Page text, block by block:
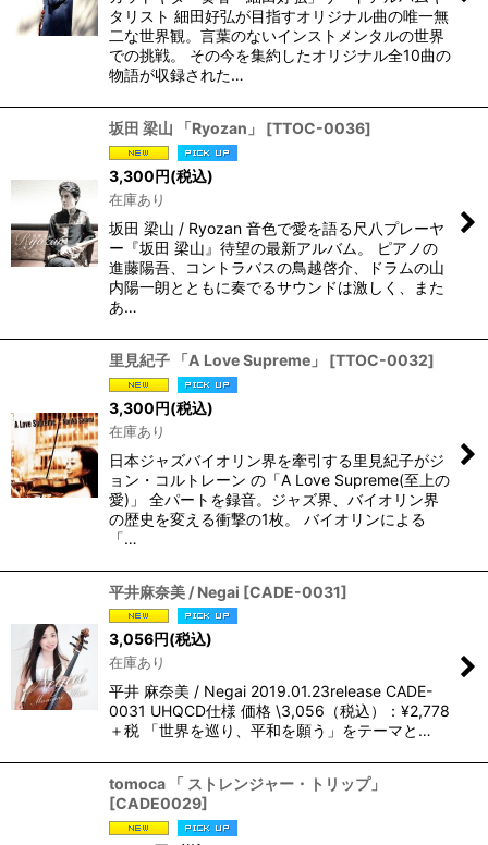
タリスト 細田好弘が目指すオリジナル曲の唯一無
二な世界観。言葉のないインストメンタルの世界
での挑戦。 その今を集約したオリジナル全10曲の
物語が収録された…
坂田 梁山 「Ryozan」 [TTOC-0036]
3,300円(税込)
在庫あり
坂田 梁山 / Ryozan 音色で愛を語る尺八プレーヤ
ー『坂田 梁山』待望の最新アルバム。 ピアノの
進藤陽吾、コントラバスの鳥越啓介、ドラムの山
内陽一朗とともに奏でるサウンドは激しく、また
あ…
里見紀子 「A Love Supreme」 [TTOC-0032]
3,300円(税込)
在庫あり
日本ジャズバイオリン界を牽引する里見紀子がジ
ョン・コルトレーン の「A Love Supreme(至上の
愛)」 全パートを録音。ジャズ界、バイオリン界
の歴史を変える衝撃の1枚。 バイオリンによる
「…
平井麻奈美 / Negai [CADE-0031]
3,056円(税込)
在庫あり
平井 麻奈美 / Negai 2019.01.23release CADE-
0031 UHQCD仕様 価格 \3,056（税込）：¥2,778
＋税 「世界を巡り、平和を願う」をテーマと…
tomoca 「 ストレンジャー・トリップ」
[CADE0029]